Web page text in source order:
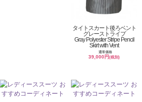
タイトスカート後ろベント
グレーストライプ
Gray Polyester Stripe Pencil
Skirt with Vent
通常価格
39,000円(税別)